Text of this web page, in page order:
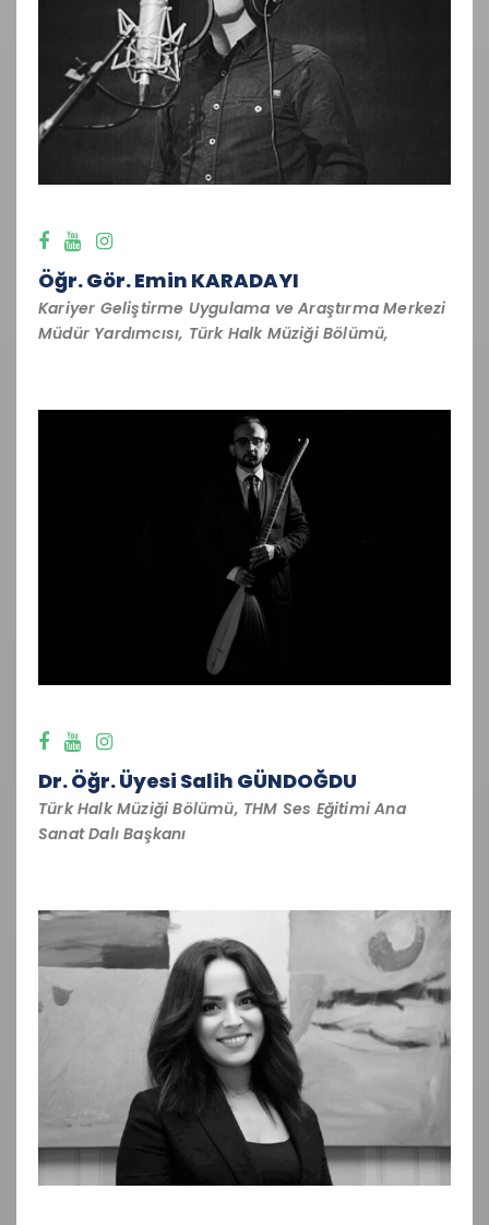
Öğr. Gör. Emin KARADAYI
Kariyer Geliştirme Uygulama ve Araştırma Merkezi
Müdür Yardımcısı, Türk Halk Müziği Bölümü,
Dr. Öğr. Üyesi Salih GÜNDOĞDU
Türk Halk Müziği Bölümü, THM Ses Eğitimi Ana
Sanat Dalı Başkanı